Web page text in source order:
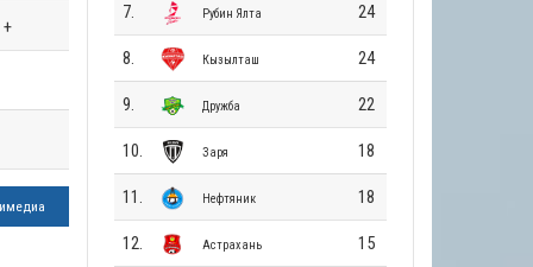
+
7. Рубин Ялта 24
8. Кызылташ 24
9. Дружба 22
10. Заря 18
11. Нефтяник 18
12. Астрахань 15